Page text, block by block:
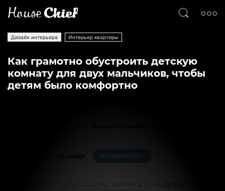
Дизайн интерьера Интерьер квартиры
Как грамотно обустроить детскую
комнату для двух мальчиков, чтобы
детям было комфортно
14 минут
Обустроить детскую комнату – довольно